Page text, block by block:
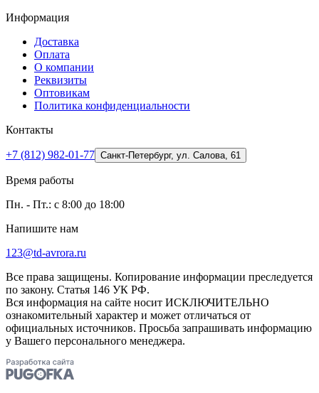
Информация
Доставка
Оплата
О компании
Реквизиты
Оптовикам
Политика конфиденциальности
Контакты
+7 (812) 982-01-77 Санкт-Петербург, ул. Салова, 61
Время работы
Пн. - Пт.: с 8:00 до 18:00
Напишите нам
123@td-avrora.ru
Все права защищены. Копирование информации преследуется
по закону. Статья 146 УК РФ.
Вся информация на сайте носит ИСКЛЮЧИТЕЛЬНО
ознакомительный характер и может отличаться от
официальных источников. Просьба запрашивать информацию
у Вашего персонального менеджера.